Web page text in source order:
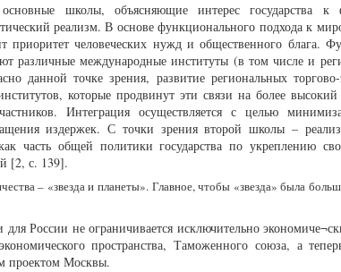
школы, объясняющие интерес государства к
реализм. В основе функционального подхода к
приоритет человеческих нужд и общественного блага.
различные международные институты (в том числе и
данной точке зрения, развитие региональных торгово-
которые продвинут эти связи на более
Интеграция осуществляется с целью
издержек. С точки зрения второй школы –
часть общей политики государства по укреплению
[2, с. 139].
– «звезда и планеты». Главное, чтобы «звезда» была
для России не ограничивается исключительно
пространства, Таможенного союза, а
проектом Москвы.